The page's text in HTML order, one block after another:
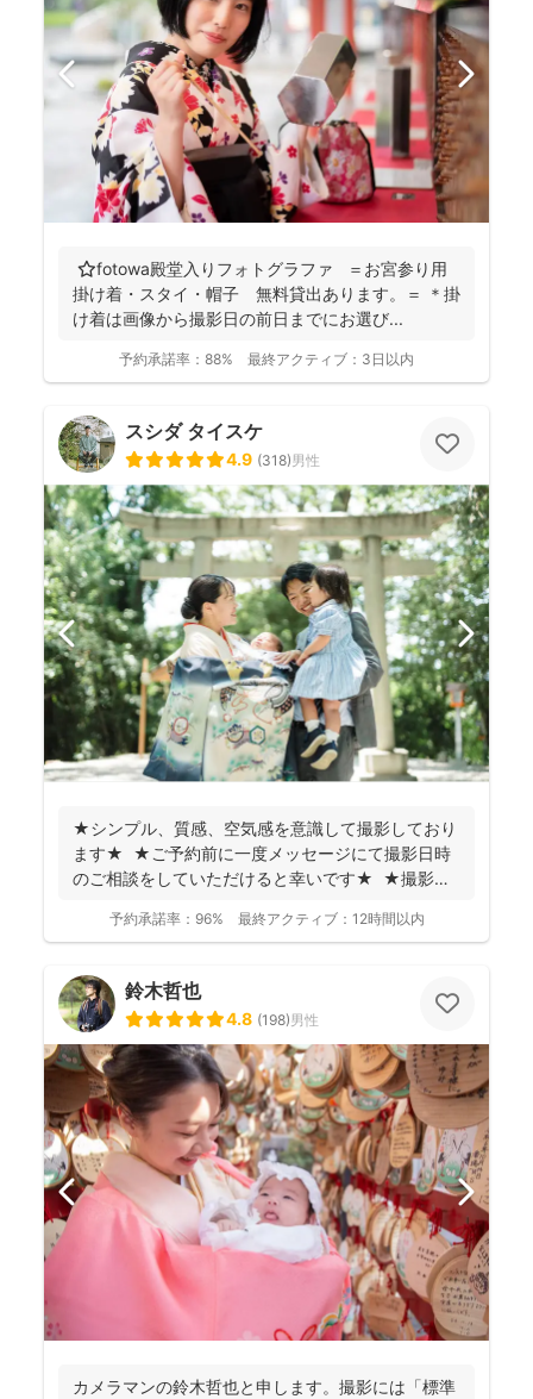
⭐️fotowa殿堂入りフォトグラファ ＝お宮参り用
掛け着・スタイ・帽子 無料貸出あります。＝ ＊掛
け着は画像から撮影日の前日までにお選び...
予約承諾率： 88% 最終アクティブ： 3日以内
スシダ タイスケ
4.9 (318)男性
★シンプル、質感、空気感を意識して撮影しており
ます★ ★ご予約前に一度メッセージにて撮影日時
のご相談をしていただけると幸いです★ ★撮影に
予約承諾率： 96% 最終アクティブ： 12時間以内
鈴木哲也
4.8 (198)男性
カメラマンの鈴木哲也と申します。撮影には「標準